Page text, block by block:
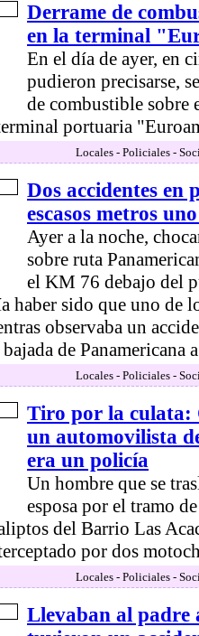
Derrame de
en la terminal
En el día de ayer, en
pudieron precisarse,
de combustible sobre
portuaria
Locales - Policiales -
Dos accidentes en
escasos metros
Ayer a la noche,
sobre ruta
el KM 76 debajo del
haber sido que uno de
observaba un
de Panamericana
Locales - Policiales -
Tiro por la culata:
un automovilista
era un policía
Un hombre que se
esposa por el tramo
del Barrio Las
por dos
Locales - Policiales -
Llevaban al padre